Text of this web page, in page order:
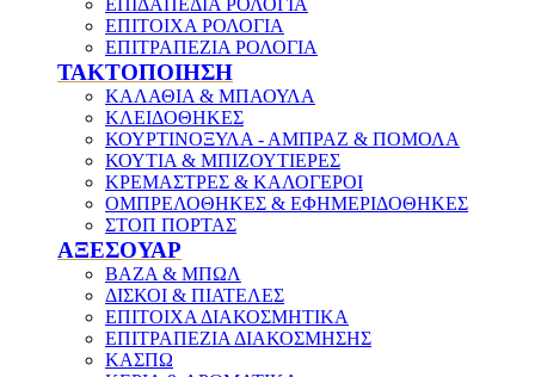
ΕΠΙΤΟΙΧΑ ΡΟΛΟΓΙΑ
ΕΠΙΤΡΑΠΕΖΙΑ ΡΟΛΟΓΙΑ
ΤΑΚΤΟΠΟΙΗΣΗ
ΚΑΛΑΘΙΑ & ΜΠΑΟΥΛΑ
ΚΛΕΙΔΟΘΗΚΕΣ
ΚΟΥΡΤΙΝΟΞΥΛΑ - ΑΜΠΡΑΖ & ΠΟΜΟΛΑ
ΚΟΥΤΙΑ & ΜΠΙΖΟΥΤΙΕΡΕΣ
ΚΡΕΜΑΣΤΡΕΣ & ΚΑΛΟΓΕΡΟΙ
ΟΜΠΡΕΛΟΘΗΚΕΣ & ΕΦΗΜΕΡΙΔΟΘΗΚΕΣ
ΣΤΟΠ ΠΟΡΤΑΣ
ΑΞΕΣΟΥΑΡ
ΒΑΖΑ & ΜΠΩΛ
ΔΙΣΚΟΙ & ΠΙΑΤΕΛΕΣ
ΕΠΙΤΟΙΧΑ ΔΙΑΚΟΣΜΗΤΙΚΑ
ΕΠΙΤΡΑΠΕΖΙΑ ΔΙΑΚΟΣΜΗΣΗΣ
ΚΑΣΠΩ